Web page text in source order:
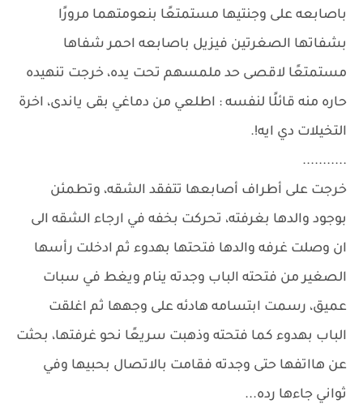
باصابعه على وجنتيها مستمتعًا بنعومتهما مرورًا
بشفاتها الصغرتين فيزيل باصابعه احمر شفاها
مستمتعًا لاقصى حد ملمسهم تحت يده، خرجت تنهيده
حاره منه قائلًا لنفسه : اطلعي من دماغي بقى ياندى، اخرة
التخيلات دي ايه!.
...........
خرجت على أطراف أصابعها تتفقد الشقه، وتطمئن
بوجود والدها بغرفته، تحركت بخفه في ارجاء الشقه الى
ان وصلت غرفه والدها فتحتها بهدوء ثم ادخلت رأسها
الصغير من فتحته الباب وجدته ينام ويغط في سبات
عميق، رسمت ابتسامه هادئه على وجهها ثم اغلقت
الباب بهدوء كما فتحته وذهبت سريعًا نحو غرفتها، بحثت
عن هااتفها حتى وجدته فقامت بالاتصال بحبيها وفي
ثواني جاءها رده...